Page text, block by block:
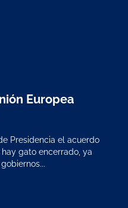
Europea
Presidencia el acuerdo
gato encerrado, ya